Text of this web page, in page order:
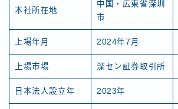
本社所在地
中国・広東省深圳
市
上場年月 2024年7月
上場市場 深セン証券取引所
日本法人設立年 2023年